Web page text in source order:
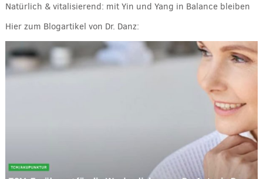
Natürlich & vitalisierend: mit Yin und Yang in Balance bleiben
Hier zum Blogartikel von Dr. Danz: